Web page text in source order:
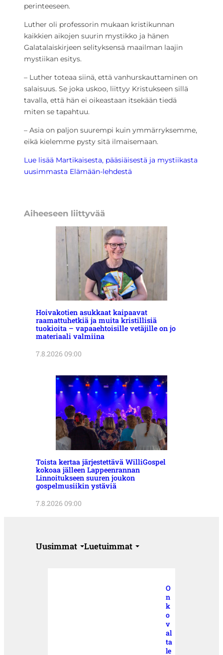
perinteeseen.
Luther oli professorin mukaan kristikunnan
kaikkien aikojen suurin mystikko ja hänen
Galatalaiskirjeen selityksensä maailman laajin
mystiikan esitys.
– Luther toteaa siinä, että vanhurskauttaminen on
salaisuus. Se joka uskoo, liittyy Kristukseen sillä
tavalla, että hän ei oikeastaan itsekään tiedä
miten se tapahtuu.
– Asia on paljon suurempi kuin ymmärryksemme,
eikä kielemme pysty sitä ilmaisemaan.
Lue lisää Martikaisesta, pääsiäisestä ja mystiikasta
uusimmasta Elämään-lehdestä
Aiheeseen liittyvää
Hoivakotien asukkaat kaipaavat
raamattuhetkiä ja muita kristillisiä
tuokioita – vapaaehtoisille vetäjille on jo
materiaali valmiina
7.8.2026 09:00
Toista kertaa järjestettävä WilliGospel
kokoaa jälleen Lappeenrannan
Linnoitukseen suuren joukon
gospelmusiikin ystäviä
7.8.2026 09:00
Uusimmat Luetuimmat
O
n
k
o
v
al
ta
le